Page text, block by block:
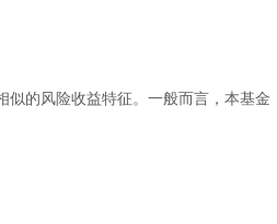
的风险收益特征。一般而言，本基金